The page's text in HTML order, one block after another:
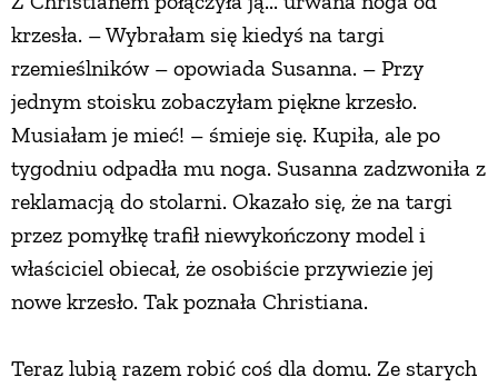
krzesła. – Wybrałam się kiedyś na targi
rzemieślników – opowiada Susanna. – Przy
jednym stoisku zobaczyłam piękne krzesło.
Musiałam je mieć! – śmieje się. Kupiła, ale po
tygodniu odpadła mu noga. Susanna zadzwoniła z
reklamacją do stolarni. Okazało się, że na targi
przez pomyłkę trafił niewykończony model i
właściciel obiecał, że osobiście przywiezie jej
nowe krzesło. Tak poznała Christiana.
Teraz lubią razem robić coś dla domu. Ze starych